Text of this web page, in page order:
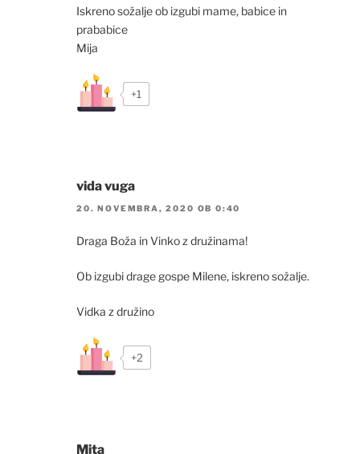
Iskreno sožalje ob izgubi mame, babice in
prababice
Mija
+1
vida vuga
20. NOVEMBRA, 2020 OB 0:40
Draga Boža in Vinko z družinama!
Ob izgubi drage gospe Milene, iskreno sožalje.
Vidka z družino
+2
Mita